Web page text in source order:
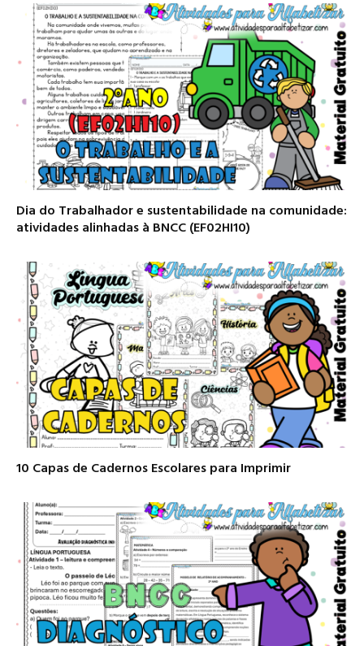
Dia do Trabalhador e sustentabilidade na comunidade:
atividades alinhadas à BNCC (EF02HI10)
10 Capas de Cadernos Escolares para Imprimir